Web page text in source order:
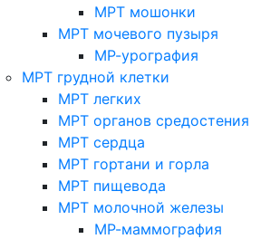
МРТ мошонки
МРТ мочевого пузыря
МР-урография
МРТ грудной клетки
МРТ легких
МРТ органов средостения
МРТ сердца
МРТ гортани и горла
МРТ пищевода
МРТ молочной железы
МР-маммография